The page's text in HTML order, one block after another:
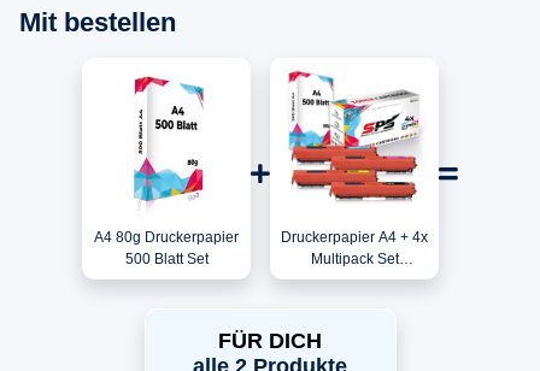
Mit bestellen
A4 80g Druckerpapier
500 Blatt Set
Druckerpapier A4 + 4x
Multipack Set
Kompatibel für HP
(130A/CF351A,
CF353A, CF352A,
FÜR DICH
alle 2 Produkte